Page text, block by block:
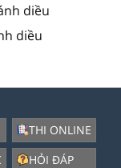
diều
diều
THI ONLINE
HỎI ĐÁP